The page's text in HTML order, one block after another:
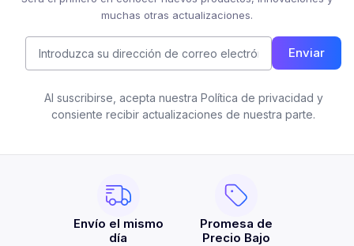
muchas otras actualizaciones.
Enviar
Al suscribirse, acepta nuestra Política de privacidad y
consiente recibir actualizaciones de nuestra parte.
Envío el mismo
día
Promesa de
Precio Bajo